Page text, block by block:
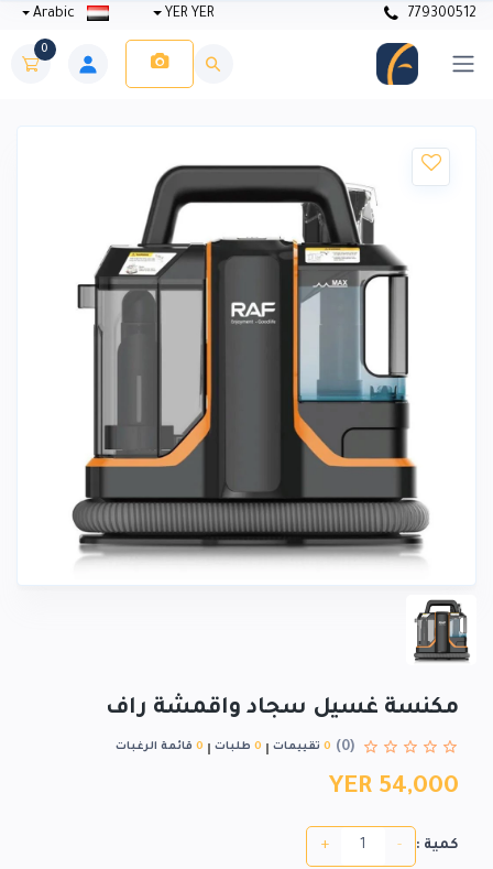
779300512
YER YER
0
مكنسة غسيل سجاد واقمشة راف
(0)
0 تقييمات 0 طلبات 0 قائمة الرغبات
YER 54,000
كمية : -
+